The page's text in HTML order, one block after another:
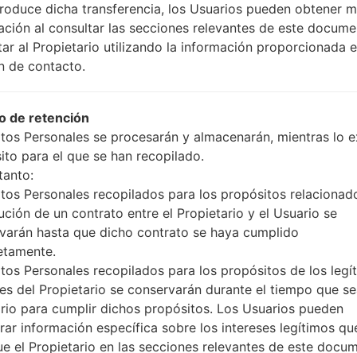
dicha transferencia, los Usuarios pueden obtener
al consultar las secciones relevantes de este
al Propietario utilizando la información proporcionada
de contacto.
de retención
Personales se procesarán y almacenarán, mientras lo
para el que se han recopilado.
Personales recopilados para los propósitos
de un contrato entre el Propietario y el Usuario se
hasta que dicho contrato se haya cumplido
Personales recopilados para los propósitos de los
del Propietario se conservarán durante el tiempo que
para cumplir dichos propósitos. Los Usuarios pueden
información específica sobre los intereses legítimos
el Propietario en las secciones relevantes de este